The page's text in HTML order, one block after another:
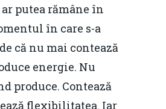
putea rămâne în
în care s-a
că nu mai contează
energie. Nu
produce. Contează
flexibilitatea. Iar